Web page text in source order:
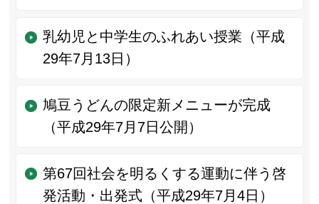
乳幼児と中学生のふれあい授業（平成
29年7月13日）
鳩豆うどんの限定新メニューが完成
（平成29年7月7日公開）
第67回社会を明るくする運動に伴う啓
発活動・出発式（平成29年7月4日）